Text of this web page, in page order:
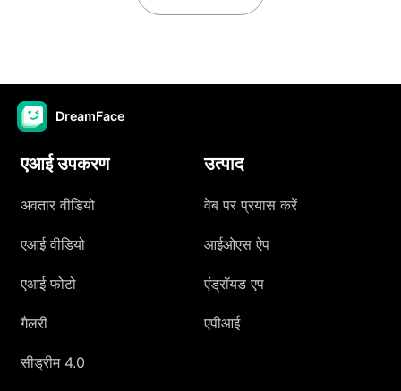
DreamFace
एआई उपकरण
अवतार वीडियो
एआई वीडियो
एआई फोटो
गैलरी
सीड्रीम 4.0
उत्पाद
वेब पर प्रयास करें
आईओएस ऐप
एंड्रॉयड एप
एपीआई